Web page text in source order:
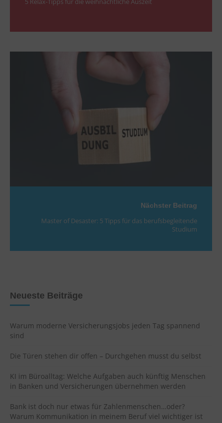
Nächster Beitrag
Master of Desaster: 5 Tipps für das berufsbegleitende
Studium
Neueste Beiträge
Warum moderne Versicherungsjobs jeden Tag spannend
sind
Die Türen stehen dir offen – Durchgehen musst du selbst
KI im Büroalltag: Welche Aufgaben auch künftig Menschen
in Banken und Versicherungen übernehmen werden
Bank ist doch nur etwas für Zahlenmenschen…oder?
Warum Kommunikation in meinem Beruf viel wichtiger ist